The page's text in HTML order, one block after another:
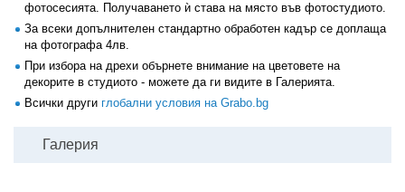
фотосесията. Получаването ѝ става на място във фотостудиото.
За всеки допълнителен стандартно обработен кадър се доплаща
на фотографа 4лв.
При избора на дрехи обърнете внимание на цветовете на
декорите в студиото - можете да ги видите в Галерията.
Всички други глобални условия на Grabo.bg
Галерия